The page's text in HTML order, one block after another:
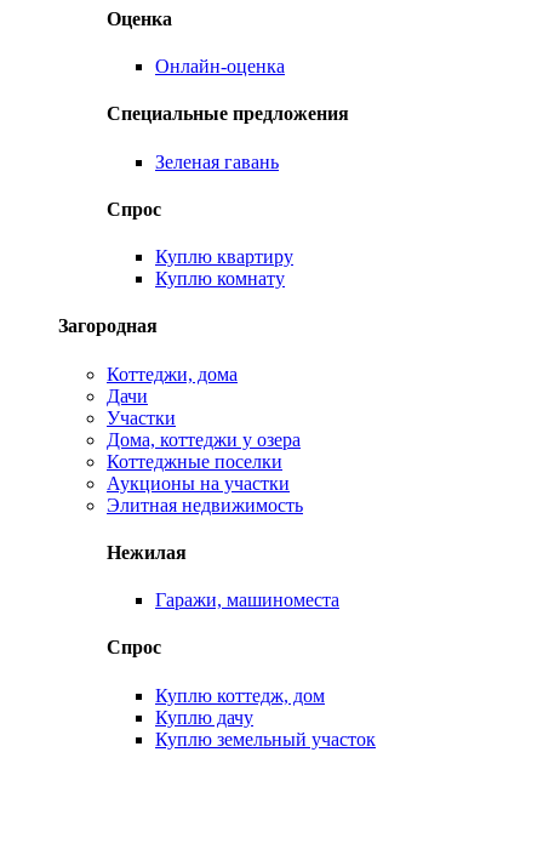
Оценка
Онлайн-оценка
Специальные предложения
Зеленая гавань
Спрос
Куплю квартиру
Куплю комнату
Загородная
Коттеджи, дома
Дачи
Участки
Дома, коттеджи у озера
Коттеджные поселки
Аукционы на участки
Элитная недвижимость
Нежилая
Гаражи, машиноместа
Спрос
Куплю коттедж, дом
Куплю дачу
Куплю земельный участок